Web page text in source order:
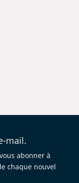
mail.
abonner à
chaque nouvel